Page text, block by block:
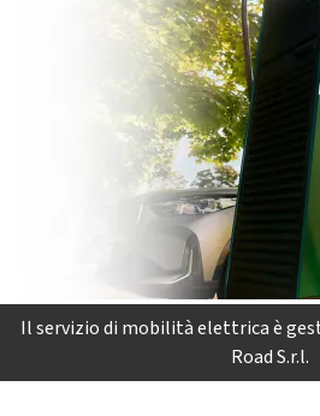
Il servizio di mobilità elettrica è
Road S.r.l.